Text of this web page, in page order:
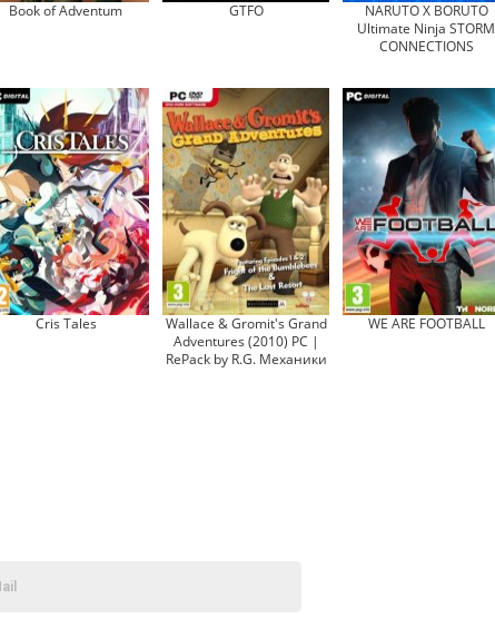
Book of Adventum GTFO
NARUTO X BORUTO
Ultimate Ninja STORM
CONNECTIONS
Cris Tales
Wallace & Gromit's Grand
Adventures (2010) PC |
RePack by R.G. Механики
WE ARE FOOTBALL